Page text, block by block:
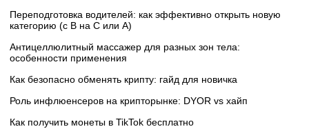
Переподготовка водителей: как эффективно открыть новую
категорию (с B на C или А)
Антицеллюлитный массажер для разных зон тела:
особенности применения
Как безопасно обменять крипту: гайд для новичка
Роль инфлюенсеров на крипторынке: DYOR vs хайп
Как получить монеты в TikTok бесплатно